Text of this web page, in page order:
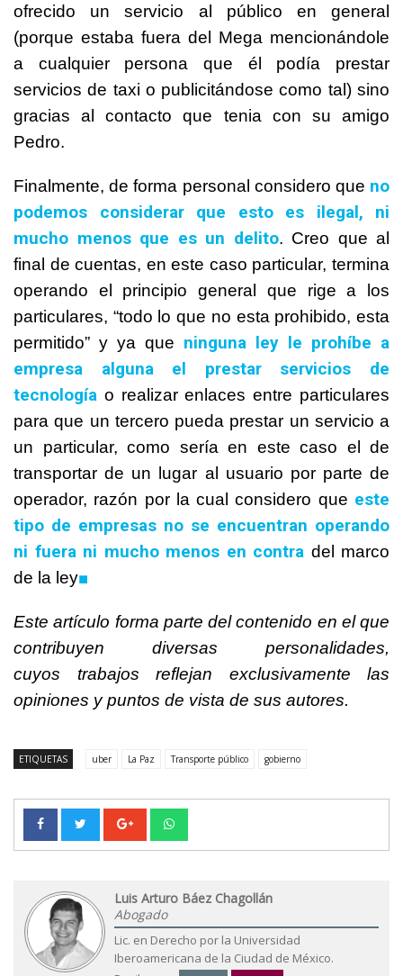
ofrecido un servicio al público en general
(porque estaba fuera del Mega mencionándole
a cualquier persona que él podía prestar
servicios de taxi o publicitándose como tal) sino
gracias al contacto que tenia con su amigo
Pedro.
Finalmente, de forma personal considero que no
podemos considerar que esto es ilegal, ni
mucho menos que es un delito. Creo que al
final de cuentas, en este caso particular, termina
operando el principio general que rige a los
particulares, “todo lo que no esta prohibido, esta
permitido” y ya que ninguna ley le prohíbe a
empresa alguna el prestar servicios de
tecnología o realizar enlaces entre particulares
para que un tercero pueda prestar un servicio a
un particular, como sería en este caso el de
transportar de un lugar al usuario por parte de
operador, razón por la cual considero que este
tipo de empresas no se encuentran operando
ni fuera ni mucho menos en contra del marco
de la ley■
Este artículo forma parte del contenido en el que
contribuyen diversas personalidades,
cuyos trabajos reflejan exclusivamente las
opiniones y puntos de vista de sus autores.
ETIQUETAS uber La Paz Transporte público gobierno
Luis Arturo Báez Chagollán
Abogado
Lic. en Derecho por la Universidad
Iberoamericana de la Ciudad de México.